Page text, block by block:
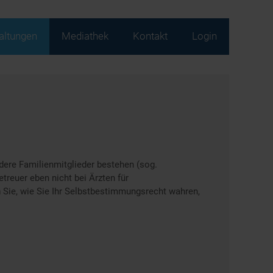
Mediathek Kontakt Login
Familienmitglieder bestehen (sog.
eben nicht bei Ärzten für
wie Sie Ihr Selbstbestimmungsrecht wahren,